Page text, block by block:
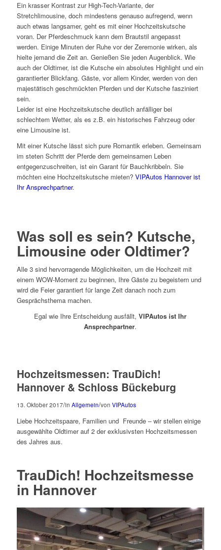
Ein krasser Kontrast zur High-Tech-Variante, der
Stretchlimousine, doch mindestens genauso aufregend, wenn
auch etwas langsamer, geht es mit einer Hochzeitskutsche
voran. Der Pferdeschmuck kann dem Brautstil angepasst
werden. Einige Minuten der Ruhe vor der Zeremonie wirken, als
hielte jemand die Zeit an. Genießen Sie jeden Augenblick. Wie
auch der Oldtimer, ist die Kutsche ein absolutes Highlight und ein
garantierter Blickfang. Gäste, vor allem Kinder, werden von den
majestätisch geschmückten Pferden und der Kutsche fasziniert
sein.
Leider ist eine Hochzeitskutsche deutlich anfälliger bei
schlechtem Wetter, als es z.B. ein historisches Fahrzeug oder
eine Limousine ist.
Mit einer Kutsche lässt sich pure Romantik erleben. Gemeinsam
im steten Schritt der Pferde dem gemeinsamen Leben
entgegenzuschreiten, ist ein Garant für Bauchkribbeln. Sie
möchten eine Hochzeitskutsche mieten? VIPAutos Hannover ist
Ihr Ansprechpartner.
Was soll es sein? Kutsche,
Limousine oder Oldtimer?
Alle 3 sind hervorragende Möglichkeiten, um die Hochzeit mit
einem WOW-Moment zu beginnen, Ihre Gäste zu begeistern und
wird die Feier garantiert für lange Zeit danach noch zum
Gesprächsthema machen.
Egal wie Ihre Entscheidung ausfällt,VIPAutos ist Ihr
Ansprechpartner.
Hochzeitsmessen: TrauDich!
Hannover & Schloss Bückeburg
13. Oktober 2017/in Allgemein/von VIPAutos
Liebe Hochzeitspaare, Familien und Freunde – wir stellen einige
ausgewählte Oldtimer auf 2 der exklusivsten Hochzeitsmessen
des Jahres aus.
TrauDich! Hochzeitsmesse
in Hannover